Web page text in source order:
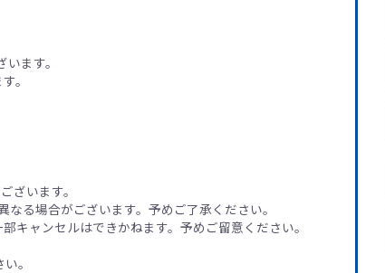
ます。
。
ざいます。
る場合がございます。予めご了承ください。
ャンセルはできかねます。予めご留意ください。
。